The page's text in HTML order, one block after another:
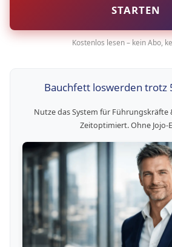
STARTEN
Kostenlos lesen – kein Abo,
Bauchfett loswerden trotz
Nutze das System für Führungskräfte
Zeitoptimiert. Ohne Jojo-